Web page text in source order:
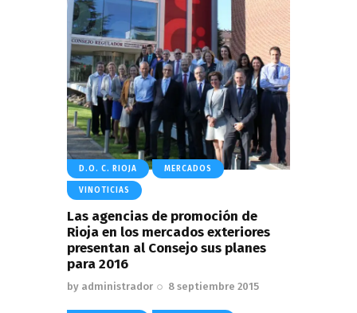
D.O. C. RIOJA MERCADOS
VINOTICIAS
Las agencias de promoción de
Rioja en los mercados exteriores
presentan al Consejo sus planes
para 2016
by administrador 8 septiembre 2015